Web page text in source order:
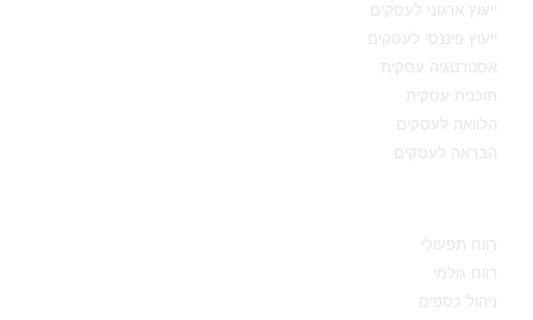
ייעוץ ארגוני לעסקים
ייעוץ פיננסי לעסקים
אסטרטגיה עסקית
תוכנית עסקית
הלוואה לעסקים
הבראה לעסקים
רווח תפעולי
רווח גולמי
ניהול כספים